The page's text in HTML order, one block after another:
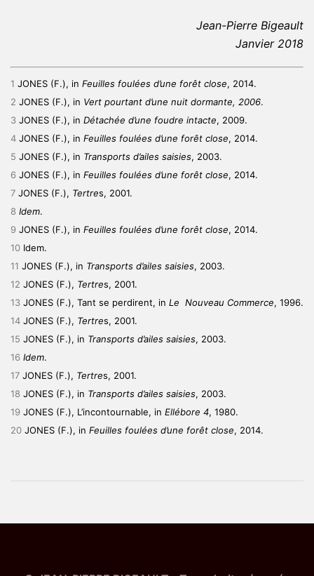
Jean-Pierre Bigeault
Janvier 2018
1 JONES (F.), in Feuilles foulées d’une forêt close, 2014.
2 JONES (F.), in Vert pourtant d’une nuit dormante, 2006.
3 JONES (F.), in Détachée d’une foudre intacte, 2009.
4 JONES (F.), in Feuilles foulées d’une forêt close, 2014.
5 JONES (F.), in Transports d’ailes saisies, 2003.
6 JONES (F.), in Feuilles foulées d’une forêt close, 2014.
7 JONES (F.), Tertres, 2001.
8 Idem.
9 JONES (F.), in Feuilles foulées d’une forêt close, 2014.
10 Idem.
11 JONES (F.), in Transports d’ailes saisies, 2003.
12 JONES (F.), Tertres, 2001.
13 JONES (F.), Tant se perdirent, in Le Nouveau Commerce, 1996.
14 JONES (F.), Tertres, 2001.
15 JONES (F.), in Transports d’ailes saisies, 2003.
16 Idem.
17 JONES (F.), Tertres, 2001.
18 JONES (F.), in Transports d’ailes saisies, 2003.
19 JONES (F.), L’incontournable, in Ellébore 4, 1980.
20 JONES (F.), in Feuilles foulées d’une forêt close, 2014.